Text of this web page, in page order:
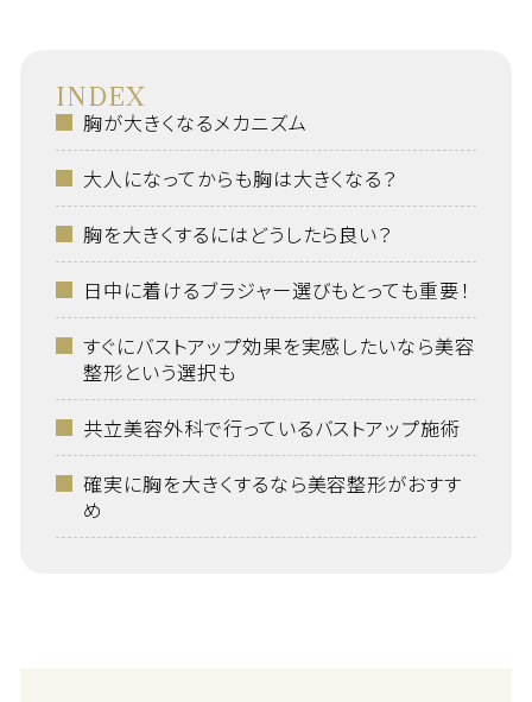
INDEX
胸が大きくなるメカニズム
大人になってからも胸は大きくなる？
胸を大きくするにはどうしたら良い？
日中に着けるブラジャー選びもとっても重要！
すぐにバストアップ効果を実感したいなら美容
整形という選択も
共立美容外科で行っているバストアップ施術
確実に胸を大きくするなら美容整形がおすす
め